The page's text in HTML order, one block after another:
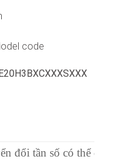
code
đổi tần số có thể điều